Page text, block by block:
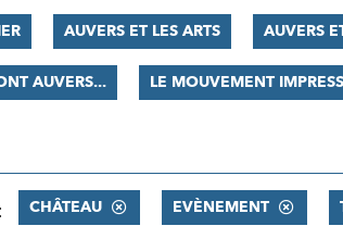
AUVERS ET LES ARTS AUVERS
AUVERS... LE MOUVEMENT
CHÂTEAU EVÈNEMENT